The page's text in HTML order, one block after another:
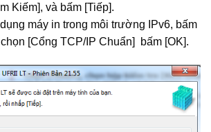
Kiếm], và bấm [Tiếp].
máy in trong môi trường IPv6, bấm
[Cổng TCP/IP Chuẩn] bấm [OK].